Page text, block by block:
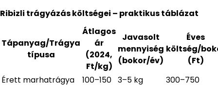
Ribizli trágyázás költségei – praktikus táblázat
Tápanyag/Trágya
típusa
Átlagos
ár
(2024,
Ft/kg)
Javasolt
mennyiség
(bokor/év)
Éves
költség/
(Ft)
Érett marhatrágya
100–150 3–5 kg
300–750